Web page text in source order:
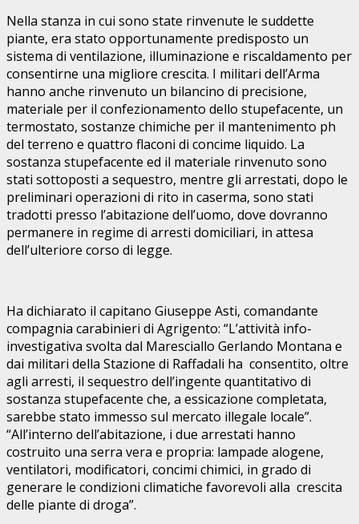
Nella stanza in cui sono state rinvenute le suddette
piante, era stato opportunamente predisposto un
sistema di ventilazione, illuminazione e riscaldamento per
consentirne una migliore crescita. I militari dell’Arma
hanno anche rinvenuto un bilancino di precisione,
materiale per il confezionamento dello stupefacente, un
termostato, sostanze chimiche per il mantenimento ph
del terreno e quattro flaconi di concime liquido. La
sostanza stupefacente ed il materiale rinvenuto sono
stati sottoposti a sequestro, mentre gli arrestati, dopo le
preliminari operazioni di rito in caserma, sono stati
tradotti presso l’abitazione dell’uomo, dove dovranno
permanere in regime di arresti domiciliari, in attesa
dell’ulteriore corso di legge.
Ha dichiarato il capitano Giuseppe Asti, comandante
compagnia carabinieri di Agrigento: “L’attività info-
investigativa svolta dal Maresciallo Gerlando Montana e
dai militari della Stazione di Raffadali ha consentito, oltre
agli arresti, il sequestro dell’ingente quantitativo di
sostanza stupefacente che, a essicazione completata,
sarebbe stato immesso sul mercato illegale locale”.
“All’interno dell’abitazione, i due arrestati hanno
costruito una serra vera e propria: lampade alogene,
ventilatori, modificatori, concimi chimici, in grado di
generare le condizioni climatiche favorevoli alla crescita
delle piante di droga”.